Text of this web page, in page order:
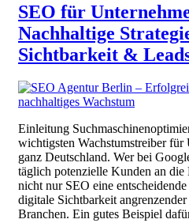
SEO für
Nachhaltige
Sichtbarkeit &
Einleitung
wichtigsten Wachstumstreiber
ganz Deutschland. Wer bei
täglich potenzielle Kunden an
nicht nur SEO eine
digitale Sichtbarkeit
Branchen. Ein gutes Beispiel